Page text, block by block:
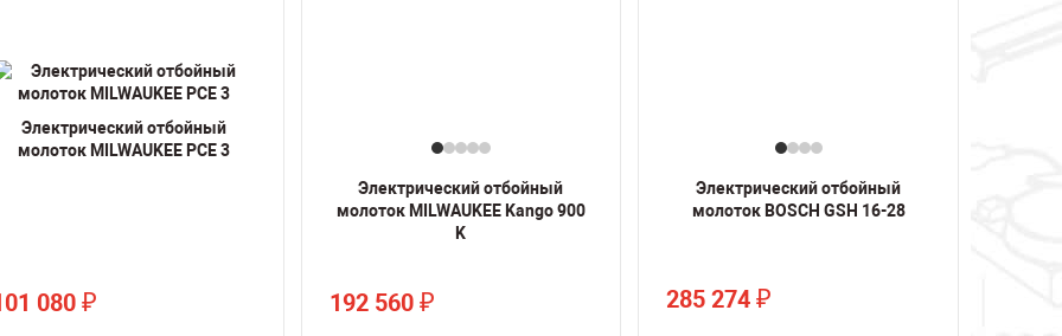
Электрический отбойный
молоток MILWAUKEE PCE 3
080 ₽
Электрический отбойный
молоток MILWAUKEE Kango 900
K
192 560 ₽
Электрический отбойный
молоток BOSCH GSH 16-28
285 274₽